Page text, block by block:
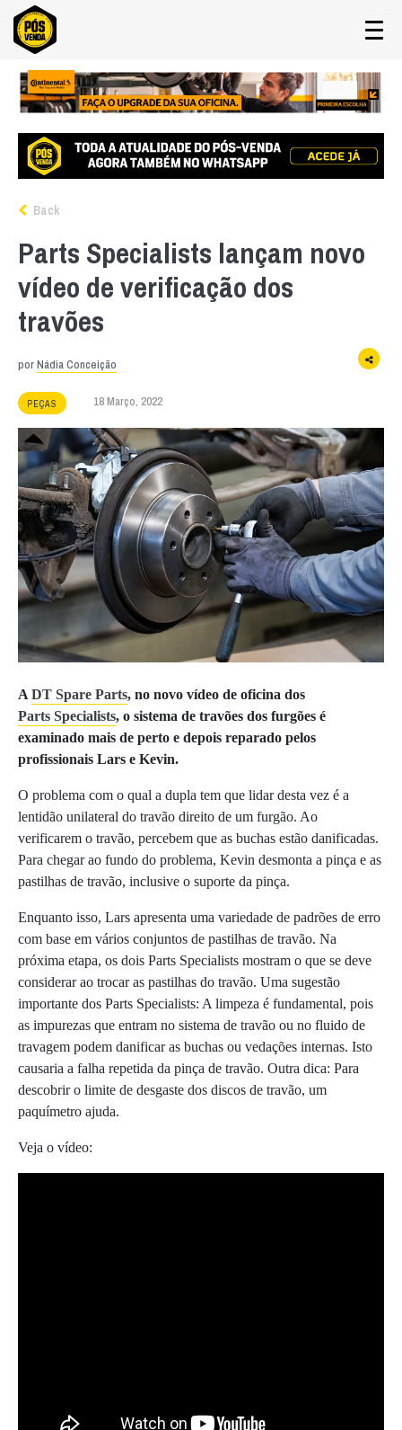
Back
Parts Specialists lançam novo
vídeo de verificação dos
travões
porNádia Conceição
PEÇAS 18 Março, 2022
A DT Spare Parts, no novo vídeo de oficina dos
Parts Specialists, o sistema de travões dos furgões é
examinado mais de perto e depois reparado pelos
profissionais Lars e Kevin.
O problema com o qual a dupla tem que lidar desta vez é a
lentidão unilateral do travão direito de um furgão. Ao
verificarem o travão, percebem que as buchas estão danificadas.
Para chegar ao fundo do problema, Kevin desmonta a pinça e as
pastilhas de travão, inclusive o suporte da pinça.
Enquanto isso, Lars apresenta uma variedade de padrões de erro
com base em vários conjuntos de pastilhas de travão. Na
próxima etapa, os dois Parts Specialists mostram o que se deve
considerar ao trocar as pastilhas do travão. Uma sugestão
importante dos Parts Specialists: A limpeza é fundamental, pois
as impurezas que entram no sistema de travão ou no fluido de
travagem podem danificar as buchas ou vedações internas. Isto
causaria a falha repetida da pinça de travão. Outra dica: Para
descobrir o limite de desgaste dos discos de travão, um
paquímetro ajuda.
Veja o vídeo: